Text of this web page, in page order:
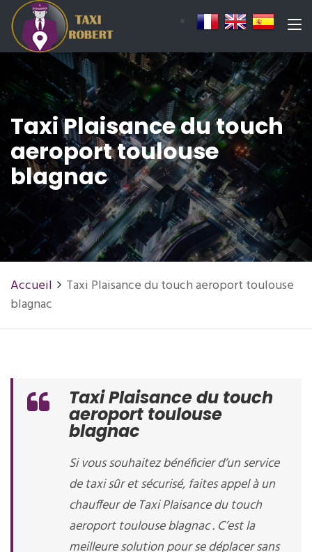
Taxi Plaisance du touch
aeroport toulouse
blagnac
Accueil
Taxi Plaisance du touch aeroport toulouse
blagnac
Taxi Plaisance du touch
aeroport toulouse
blagnac
Si vous souhaitez bénéficier d’un service
de taxi sûr et sécurisé, faites appel à un
chauffeur de Taxi Plaisance du touch
aeroport toulouse blagnac . C’est la
meilleure solution pour se déplacer sans